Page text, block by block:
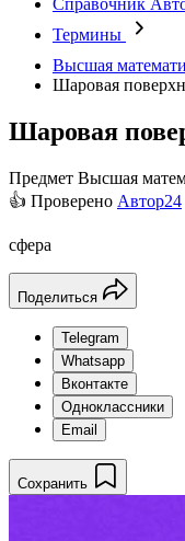
Справочник
Термины
Высшая
Шаровая
Шаровая
Предмет Высшая
👍 Проверено Автор24
сфера
Поделиться
Telegram
Whatsapp
Вконтакте
Одноклассники
Email
Сохранить